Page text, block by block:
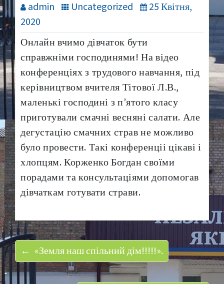
admin Uncategorized
25 Квітня,
2020
Онлайн вчимо дівчаток бути
справжніми господинями! На відео
конференціях з трудового навчання, під
керівництвом вчителя Тітової Л.В.,
маленькі господині з п’ятого класу
приготували смачні весняні салати. Але
дегустацію смачних страв не можливо
було провести. Такі конференціі цікаві і
хлопцям. Корженко Богдан своїми
порадами та консультаціями допомогав
дівчаткам готувати страви.
← «Земля наш спільний дім!!!!!».